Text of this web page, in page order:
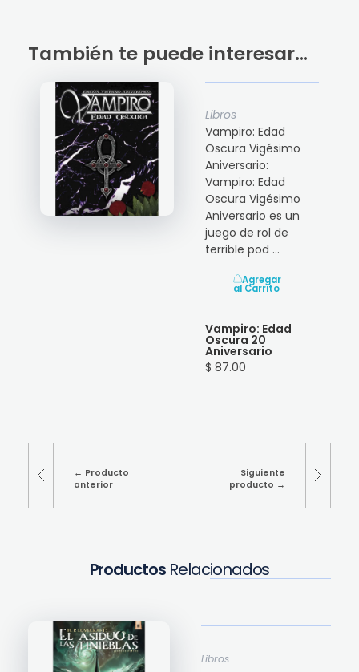
También te puede interesar…
Vampiro: Edad
Oscura 20
Aniversario
$ 87.00
Libros
Vampiro: Edad
Oscura Vigésimo
Aniversario:
Vampiro: Edad
Oscura Vigésimo
Aniversario es un
juego de rol de
terrible pod ...
Agregar
al Carrito
Producto
anterior
Siguiente
producto
Productos Relacionados
Libros